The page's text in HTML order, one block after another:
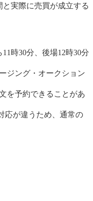
実際に売買が成立する
時30分、後場12時30分
ジング・オークション
を予約できることがあ
応が違うため、通常の